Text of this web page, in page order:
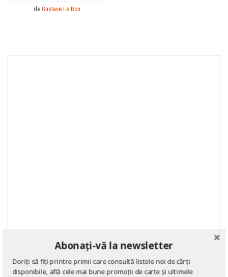
de Gustave Le Bon
Abonați-vă la newsletter
Doriți să fiți printre primii care consultă listele noi de cărți
disponibile, află cele mai bune promoții de carte și ultimele